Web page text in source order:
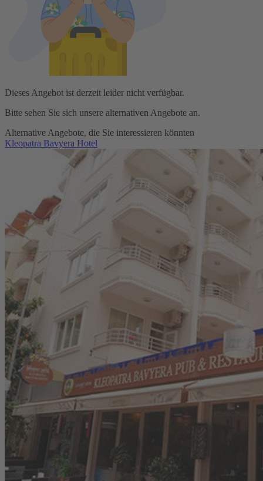
Dieses Angebot ist derzeit leider nicht verfügbar.
Bitte sehen Sie sich unsere alternativen Angebote an.
Alternative Angebote, die Sie interessieren könnten
Kleopatra Bavyera Hotel